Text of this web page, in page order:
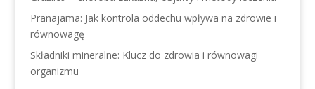
Pranajama: Jak kontrola oddechu wpływa na zdrowie i
równowagę
Składniki mineralne: Klucz do zdrowia i równowagi
organizmu